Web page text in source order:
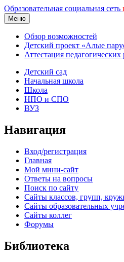
Образовательная социальная сеть
Меню
Обзор возможностей
Детский проект «Алые
Аттестация педагогических
Детский сад
Начальная школа
Школа
НПО и СПО
ВУЗ
Навигация
Вход/регистрация
Главная
Мой мини-сайт
Ответы на вопросы
Поиск по сайту
Сайты классов, групп,
Сайты образовательных
Сайты коллег
Форумы
Библиотека